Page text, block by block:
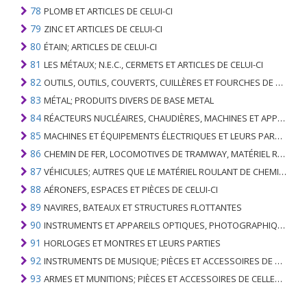
78 PLOMB ET ARTICLES DE CELUI-CI
79 ZINC ET ARTICLES DE CELUI-CI
80 ÉTAIN; ARTICLES DE CELUI-CI
81 LES MÉTAUX; N.E.C., CERMETS ET ARTICLES DE CELUI-CI
82 OUTILS, OUTILS, COUVERTS, CUILLÈRES ET FOURCHES DE MÉTAUX DE BASE; PARTIES DE CELLES-CI, EN METAL DE BASE
83 MÉTAL; PRODUITS DIVERS DE BASE METAL
84 RÉACTEURS NUCLÉAIRES, CHAUDIÈRES, MACHINES ET APPAREILS MÉCANIQUES; PARTIES DE CELLES-CI
85 MACHINES ET ÉQUIPEMENTS ÉLECTRIQUES ET LEURS PARTIES; ENREGISTREURS ET REPRODUCTEURS SONORES; APPAREILS D'ENREGISTREMENT OU DE REPRODUCTION DES IMAGES ET DU SON EN TÉLÉVISION, PIÈCES ET ACCESSOIRES DE TELS ARTICLES
86 CHEMIN DE FER, LOCOMOTIVES DE TRAMWAY, MATÉRIEL ROULANT ET LEURS PARTIES; RACCORDS DE CHEMIN DE FER OU DE TRAMWAY ET RACCORDS ET PIÈCES DE CELLES-CI; ÉQUIPEMENT DE SIGNALISATION DE TRAFIC MÉCANIQUE (Y COMPRIS ÉLECTRO-MÉCANIQUE) DE TOUS TYPES
87 VÉHICULES; AUTRES QUE LE MATÉRIEL ROULANT DE CHEMIN DE FER OU DE TRAMWAY, ET LEURS PIÈCES ET ACCESSOIRES
88 AÉRONEFS, ESPACES ET PIÈCES DE CELUI-CI
89 NAVIRES, BATEAUX ET STRUCTURES FLOTTANTES
90 INSTRUMENTS ET APPAREILS OPTIQUES, PHOTOGRAPHIQUES, CINÉMATOGRAPHIQUES, DE MESURE, DE CONTRÔLE, DE MÉDECINE OU DE CHIRURGIE; PIÈCES ET ACCESSOIRES
91 HORLOGES ET MONTRES ET LEURS PARTIES
92 INSTRUMENTS DE MUSIQUE; PIÈCES ET ACCESSOIRES DE TELS ARTICLES
93 ARMES ET MUNITIONS; PIÈCES ET ACCESSOIRES DE CELLES-CI